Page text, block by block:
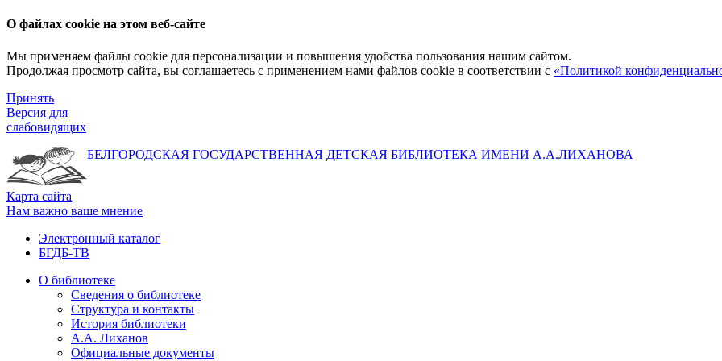
О файлах cookie на этом веб-сайте
Мы применяем файлы cookie для персонализации и повышения удобства пользования нашим сайтом.
Продолжая просмотр сайта, вы соглашаетесь с применением нами файлов cookie в соответствии с «Политикой
Принять
Версия для
слабовидящих
БЕЛГОРОДСКАЯ ГОСУДАРСТВЕННАЯ ДЕТСКАЯ БИБЛИОТЕКА ИМЕНИ А.А.ЛИХАНОВА
Карта сайта
Нам важно ваше мнение
Электронный каталог
БГДБ-ТВ
О библиотеке
Сведения о библиотеке
Структура и контакты
История библиотеки
А.А. Лиханов
Официальные документы